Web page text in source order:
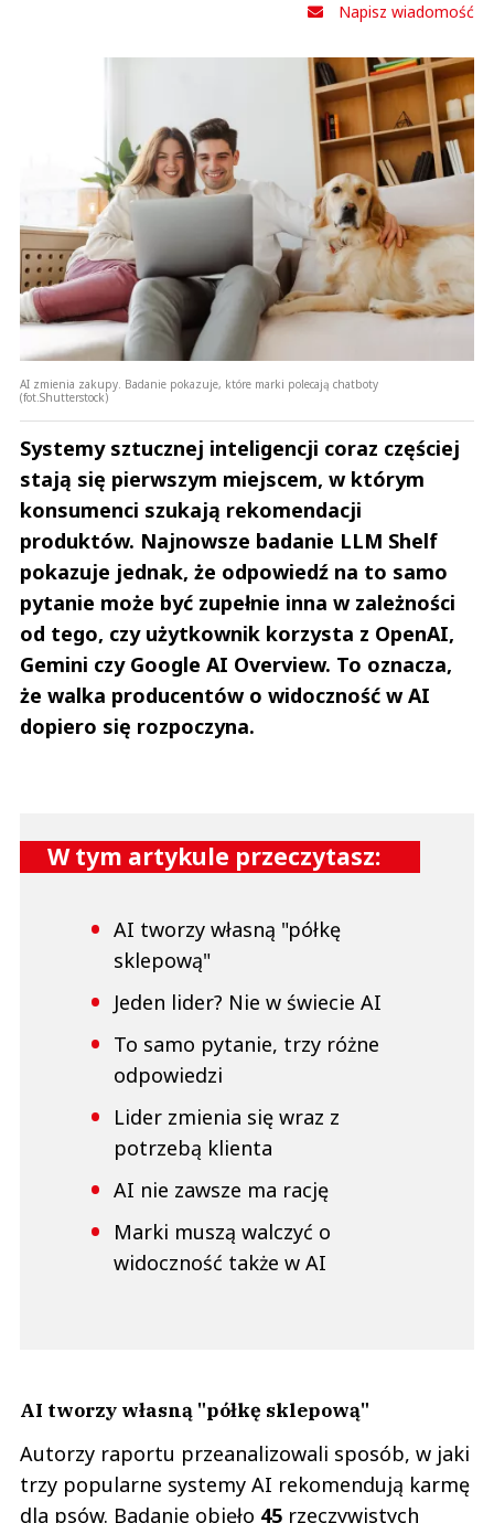
Napisz wiadomość
AI zmienia zakupy. Badanie pokazuje, które marki polecają chatboty
(fot.Shutterstock)
Systemy sztucznej inteligencji coraz częściej
stają się pierwszym miejscem, w którym
konsumenci szukają rekomendacji
produktów. Najnowsze badanie LLM Shelf
pokazuje jednak, że odpowiedź na to samo
pytanie może być zupełnie inna w zależności
od tego, czy użytkownik korzysta z OpenAI,
Gemini czy Google AI Overview. To oznacza,
że walka producentów o widoczność w AI
dopiero się rozpoczyna.
W tym artykule przeczytasz:
AI tworzy własną "półkę
sklepową"
Jeden lider? Nie w świecie AI
To samo pytanie, trzy różne
odpowiedzi
Lider zmienia się wraz z
potrzebą klienta
AI nie zawsze ma rację
Marki muszą walczyć o
widoczność także w AI
AI tworzy własną "półkę sklepową"
Autorzy raportu przeanalizowali sposób, w jaki
trzy popularne systemy AI rekomendują karmę
dla psów. Badanie objęło 45 rzeczywistych